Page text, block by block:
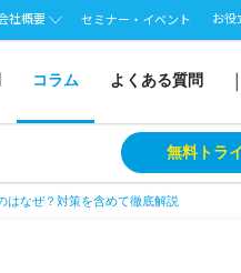
社概要 セミナー・イベント お役
コラム よくある質問
無料トラ
はなぜ？対策を含めて徹底解説